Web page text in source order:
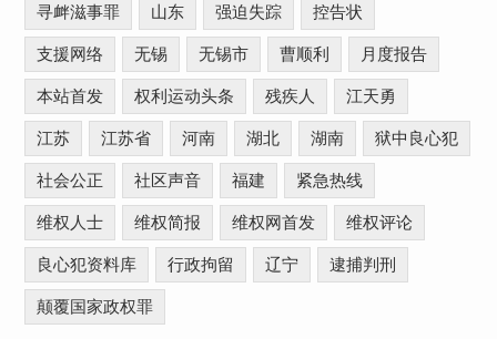
寻衅滋事罪 山东 强迫失踪 控告状
支援网络 无锡 无锡市 曹顺利 月度报告
本站首发 权利运动头条 残疾人 江天勇
江苏 江苏省 河南 湖北 湖南 狱中良心犯
社会公正 社区声音 福建 紧急热线
维权人士 维权简报 维权网首发 维权评论
良心犯资料库 行政拘留 辽宁 逮捕判刑
颠覆国家政权罪